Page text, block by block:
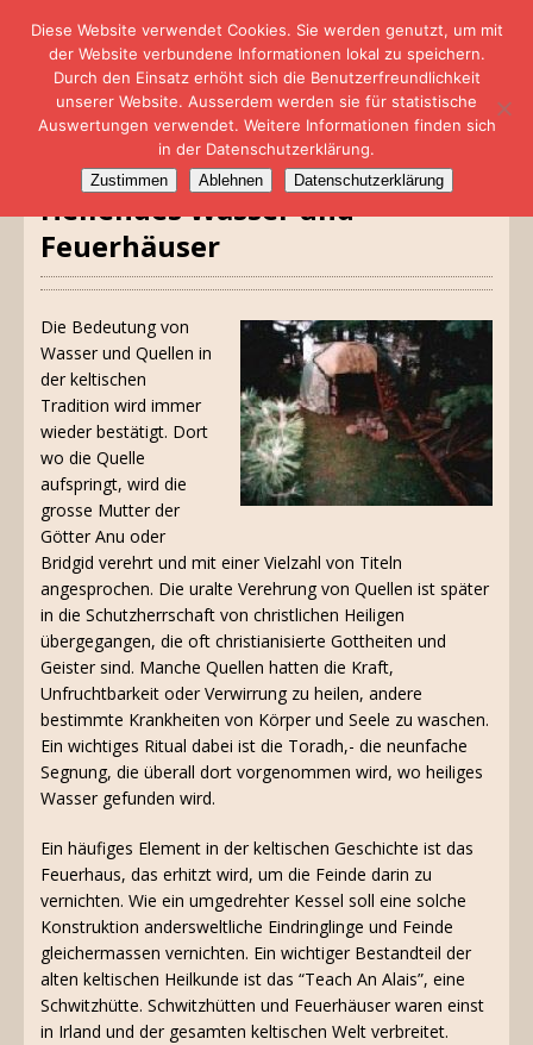
Heilendes Wasser und
Feuerhäuser
Die Bedeutung von
Wasser und Quellen in
der keltischen
Tradition wird immer
wieder bestätigt. Dort
wo die Quelle
aufspringt, wird die
grosse Mutter der
Götter Anu oder
Bridgid verehrt und mit einer Vielzahl von Titeln
angesprochen. Die uralte Verehrung von Quellen ist später
in die Schutzherrschaft von christlichen Heiligen
übergegangen, die oft christianisierte Gottheiten und
Geister sind. Manche Quellen hatten die Kraft,
Unfruchtbarkeit oder Verwirrung zu heilen, andere
bestimmte Krankheiten von Körper und Seele zu waschen.
Ein wichtiges Ritual dabei ist die Toradh,- die neunfache
Segnung, die überall dort vorgenommen wird, wo heiliges
Wasser gefunden wird.
Ein häufiges Element in der keltischen Geschichte ist das
Feuerhaus, das erhitzt wird, um die Feinde darin zu
vernichten. Wie ein umgedrehter Kessel soll eine solche
Konstruktion andersweltliche Eindringlinge und Feinde
gleichermassen vernichten. Ein wichtiger Bestandteil der
alten keltischen Heilkunde ist das “Teach An Alais”, eine
Schwitzhütte. Schwitzhütten und Feuerhäuser waren einst
in Irland und der gesamten keltischen Welt verbreitet.
Diese Website verwendet Cookies. Sie werden genutzt, um mit
der Website verbundene Informationen lokal zu speichern.
Durch den Einsatz erhöht sich die Benutzerfreundlichkeit
unserer Website. Ausserdem werden sie für statistische
Auswertungen verwendet. Weitere Informationen finden sich
in der Datenschutzerklärung.
Zustimmen Ablehnen Datenschutzerklärung